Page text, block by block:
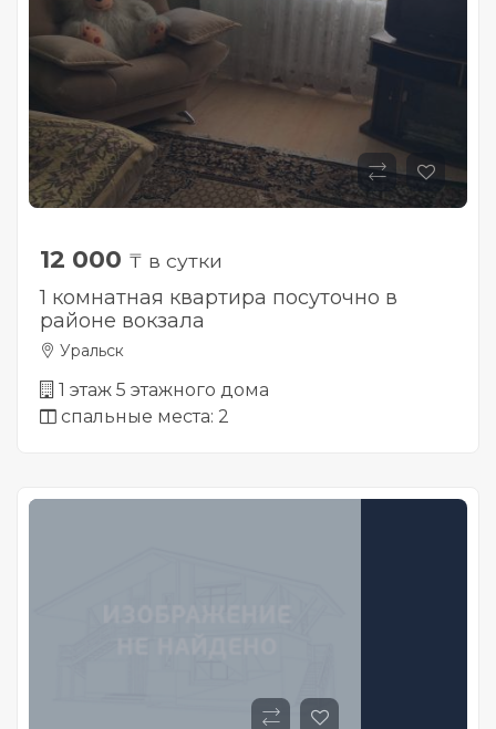
12 000 ₸ в сутки
1 комнатная квартира посуточно в
районе вокзала
Уральск
1 этаж 5 этажного дома
спальные места: 2